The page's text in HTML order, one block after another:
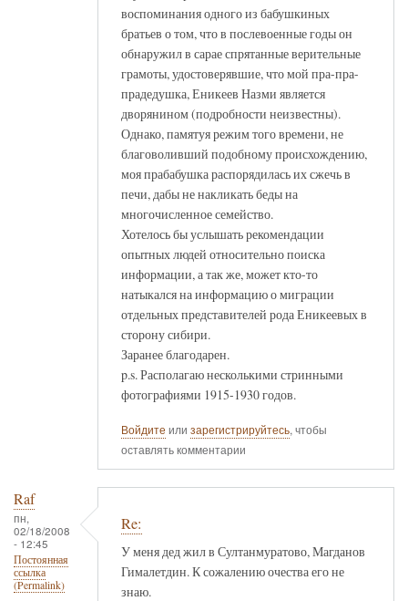
воспоминания одного из бабушкиных
братьев о том, что в послевоенные годы он
обнаружил в сарае спрятанные верительные
грамоты, удостоверявшие, что мой пра-пра-
прадедушка, Еникеев Назми является
дворянином (подробности неизвестны).
Однако, памятуя режим того времени, не
благоволивший подобному происхождению,
моя прабабушка распорядилась их сжечь в
печи, дабы не накликать беды на
многочисленное семейство.
Хотелось бы услышать рекомендации
опытных людей относительно поиска
информации, а так же, может кто-то
натыкался на информацию о миграции
отдельных представителей рода Еникеевых в
сторону сибири.
Заранее благодарен.
p.s. Располагаю несколькими стринными
фотографиями 1915-1930 годов.
Войдите или зарегистрируйтесь, чтобы
оставлять комментарии
Raf
пн,
02/18/2008
- 12:45
Постоянная
ссылка
(Permalink)
Re:
У меня дед жил в Султанмуратово, Магданов
Гималетдин. К сожалению очества его не
знаю.